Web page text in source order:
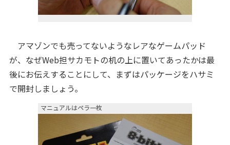
アマゾンでも売ってないようなレアなゲームパッド
が、なぜWeb担サカモトの机の上に置いてあったかは最
後にお伝えすることにして、まずはパッケージをハサミ
で開封しましょう。
マニュアルはペラ一枚